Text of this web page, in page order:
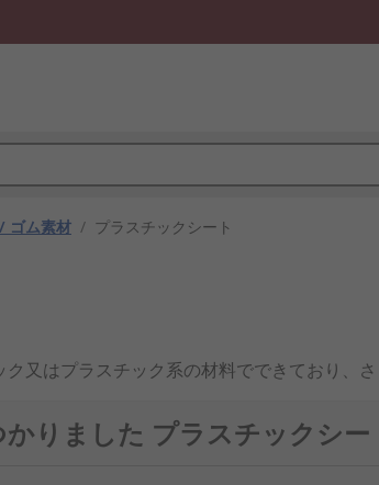
ゴム素材 / プラスチックシート
又はプラスチック系の材料でできており、
りました プラスチックシー